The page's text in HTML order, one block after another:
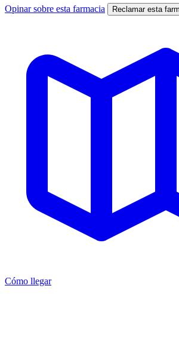
Opinar sobre esta farmacia Reclamar esta
Cómo llegar